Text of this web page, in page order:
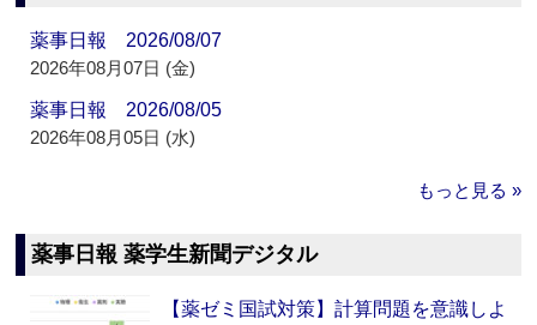
薬事日報 2026/08/07
2026年08月07日 (金)
薬事日報 2026/08/05
2026年08月05日 (水)
もっと見る »
薬事日報 薬学生新聞デジタル
【薬ゼミ国試対策】計算問題を意識しよ